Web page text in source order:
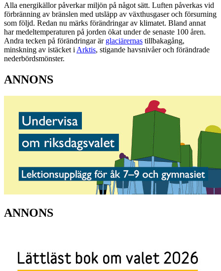
Alla energikällor påverkar miljön på något sätt. Luften påverkas vid
förbränning av bränslen med utsläpp av växthusgaser och försurning
som följd. Redan nu märks förändringar av klimatet. Bland annat
har medeltemperaturen på jorden ökat under de senaste 100 åren.
Andra tecken på förändringar är glaciärernas tillbakagång,
minskning av istäcket i Arktis, stigande havsnivåer och förändrade
nederbördsmönster.
ANNONS
ANNONS